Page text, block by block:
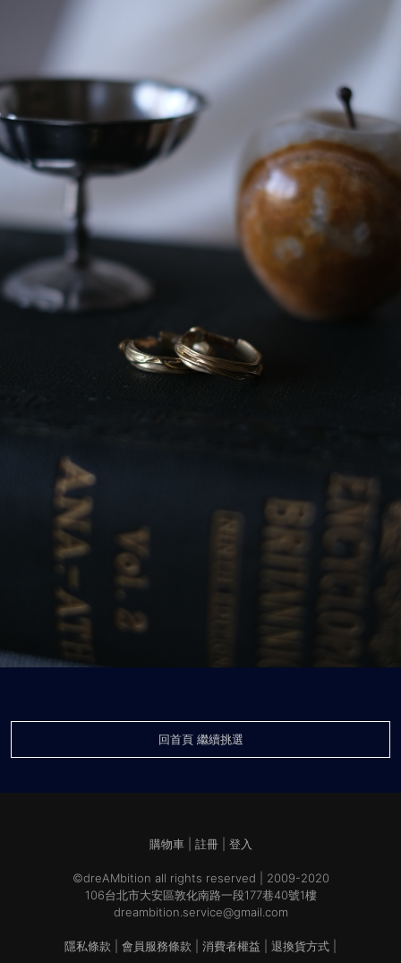
回首頁 繼續挑選
購物車| 註冊| 登入
©dreAMbition all rights reserved | 2009-2020
106台北市大安區敦化南路一段177巷40號1樓
dreambition.service@gmail.com
隱私條款 會員服務條款 消費者權益 退換貨方式